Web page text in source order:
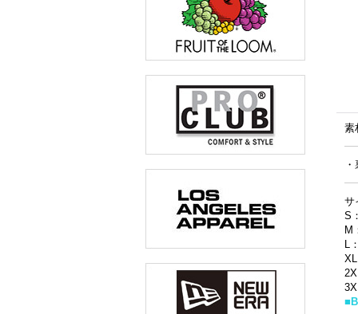
素
サ
S
M
L